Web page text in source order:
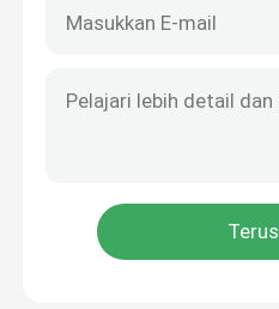
Mesin Pengeringan Silinder